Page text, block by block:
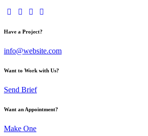
Have a Project?
info@website.com
Want to Work with Us?
Send Brief
Want an Appointment?
Make One